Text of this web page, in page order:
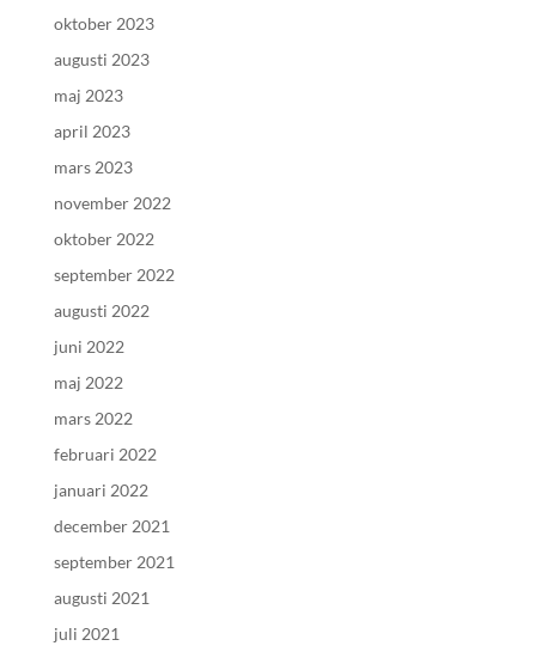
oktober 2023
augusti 2023
maj 2023
april 2023
mars 2023
november 2022
oktober 2022
september 2022
augusti 2022
juni 2022
maj 2022
mars 2022
februari 2022
januari 2022
december 2021
september 2021
augusti 2021
juli 2021